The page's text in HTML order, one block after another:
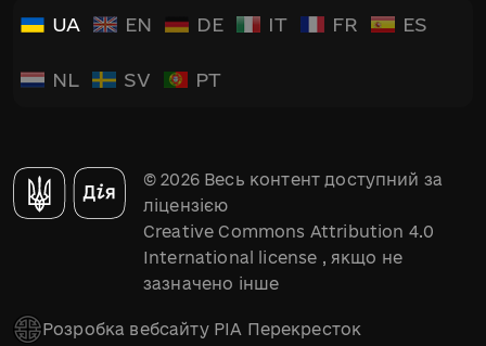
UA EN DE IT FR ES
NL SV PT
© 2026 Весь контент доступний за
ліцензією
Creative Commons Attribution 4.0
International license , якщо не
зазначено інше
Розробка вебсайту РІА Перекресток